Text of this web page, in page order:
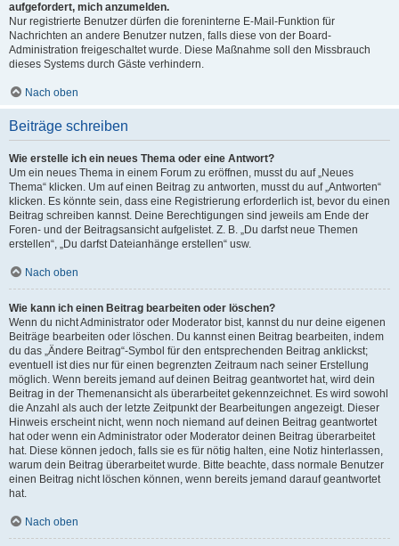
aufgefordert, mich anzumelden.
Nur registrierte Benutzer dürfen die foreninterne E-Mail-Funktion für
Nachrichten an andere Benutzer nutzen, falls diese von der Board-
Administration freigeschaltet wurde. Diese Maßnahme soll den Missbrauch
dieses Systems durch Gäste verhindern.
Nach oben
Beiträge schreiben
Wie erstelle ich ein neues Thema oder eine Antwort?
Um ein neues Thema in einem Forum zu eröffnen, musst du auf „Neues
Thema“ klicken. Um auf einen Beitrag zu antworten, musst du auf „Antworten“
klicken. Es könnte sein, dass eine Registrierung erforderlich ist, bevor du einen
Beitrag schreiben kannst. Deine Berechtigungen sind jeweils am Ende der
Foren- und der Beitragsansicht aufgelistet. Z. B. „Du darfst neue Themen
erstellen“, „Du darfst Dateianhänge erstellen“ usw.
Nach oben
Wie kann ich einen Beitrag bearbeiten oder löschen?
Wenn du nicht Administrator oder Moderator bist, kannst du nur deine eigenen
Beiträge bearbeiten oder löschen. Du kannst einen Beitrag bearbeiten, indem
du das „Ändere Beitrag“-Symbol für den entsprechenden Beitrag anklickst;
eventuell ist dies nur für einen begrenzten Zeitraum nach seiner Erstellung
möglich. Wenn bereits jemand auf deinen Beitrag geantwortet hat, wird dein
Beitrag in der Themenansicht als überarbeitet gekennzeichnet. Es wird sowohl
die Anzahl als auch der letzte Zeitpunkt der Bearbeitungen angezeigt. Dieser
Hinweis erscheint nicht, wenn noch niemand auf deinen Beitrag geantwortet
hat oder wenn ein Administrator oder Moderator deinen Beitrag überarbeitet
hat. Diese können jedoch, falls sie es für nötig halten, eine Notiz hinterlassen,
warum dein Beitrag überarbeitet wurde. Bitte beachte, dass normale Benutzer
einen Beitrag nicht löschen können, wenn bereits jemand darauf geantwortet
hat.
Nach oben